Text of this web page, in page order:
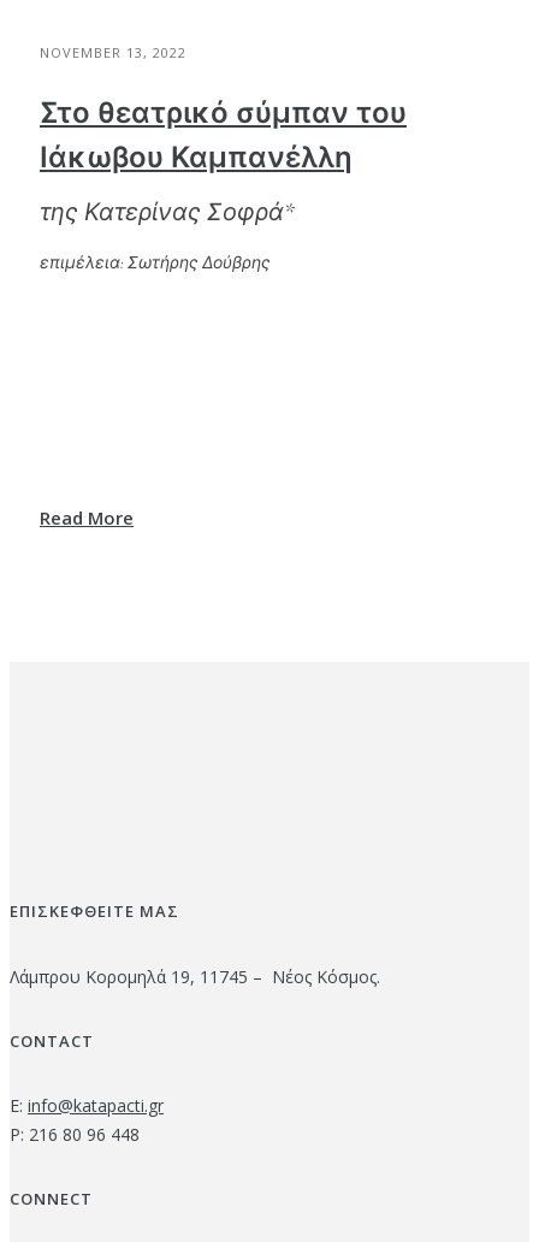
NOVEMBER 13, 2022
Στο θεατρικό σύμπαν του
Ιάκωβου Καμπανέλλη
της Κατερίνας Σοφρά*
επιμέλεια: Σωτήρης Δούβρης
Read More
ΕΠΙΣΚΕΦΘΕΙΤΕ ΜΑΣ
Λάμπρου Κορομηλά 19, 11745 – Νέος Κόσμος.
CONTACT
E: info@katapacti.gr
P: 216 80 96 448
CONNECT